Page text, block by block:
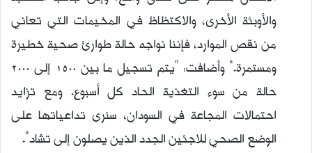
والأوبئة الأخرى، والاكتظاظ في المخيمات التي تعاني
من نقص الموارد، فإننا نواجه حالة طوارئ صحية خطيرة
ومستمرة.” وأضافت: “يتم تسجيل ما بين 1500 إلى 2000
حالة من سوء التغذية الحاد كل أسبوع. ومع تزايد
احتمالات المجاعة في السودان، سنرى تداعياتها على
الوضع الصحي للاجئين الجدد الذين يصلون إلى تشاد”.